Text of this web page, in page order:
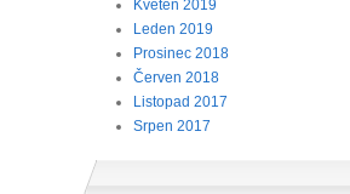
Květen 2019
Leden 2019
Prosinec 2018
Červen 2018
Listopad 2017
Srpen 2017